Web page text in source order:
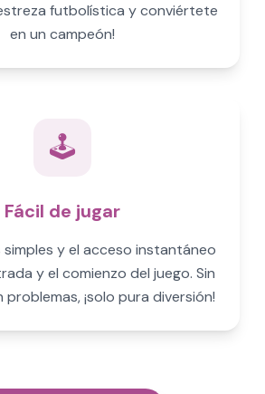
futbolística y conviértete
en un campeón!
🕹️
Fácil de jugar
y el acceso instantáneo
y el comienzo del juego. Sin
problemas, ¡solo pura diversión!